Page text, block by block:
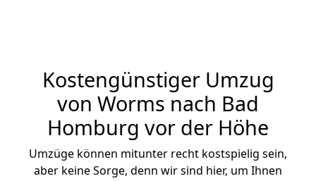
Kostengünstiger Umzug
von Worms nach Bad
Homburg vor der Höhe
Umzüge können mitunter recht kostspielig sein,
aber keine Sorge, denn wir sind hier, um Ihnen